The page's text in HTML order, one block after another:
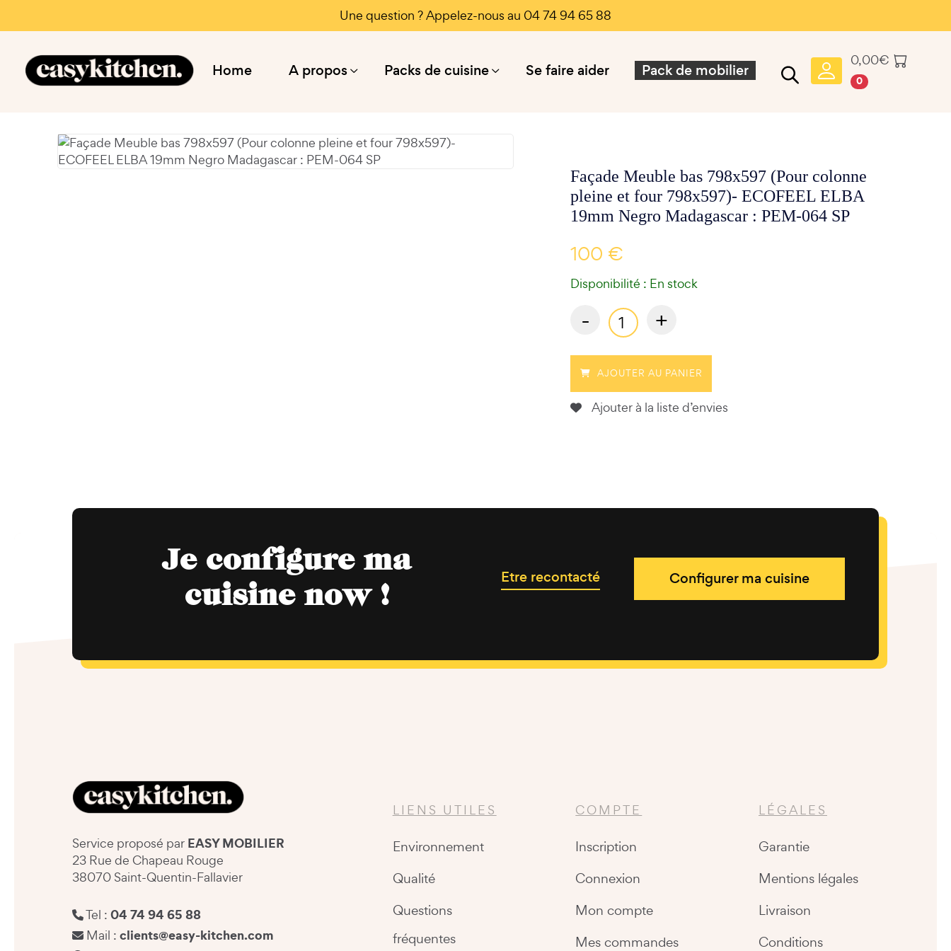
Une question ? Appelez-nous au 04 74 94 65 88
0,00€
0
Home A propos Packs de cuisine Se faire aider Pack de mobilier
Façade Meuble bas 798x597 (Pour colonne
pleine et four 798x597)- ECOFEEL ELBA
19mm Negro Madagascar : PEM-064 SP
100 €
Disponibilité : En stock
- +
AJOUTER AU PANIER
Ajouter à la liste d’envies
Je configure ma
cuisine now !
Etre recontacté Configurer ma cuisine
Service proposé par EASY MOBILIER
23 Rue de Chapeau Rouge
38070 Saint-Quentin-Fallavier
Tel : 04 74 94 65 88
Mail : clients@easy-kitchen.com
LIENS UTILES
Environnement
Qualité
Questions
fréquentes
COMPTE
Inscription
Connexion
Mon compte
Mes commandes
LÉGALES
Garantie
Mentions légales
Livraison
Conditions